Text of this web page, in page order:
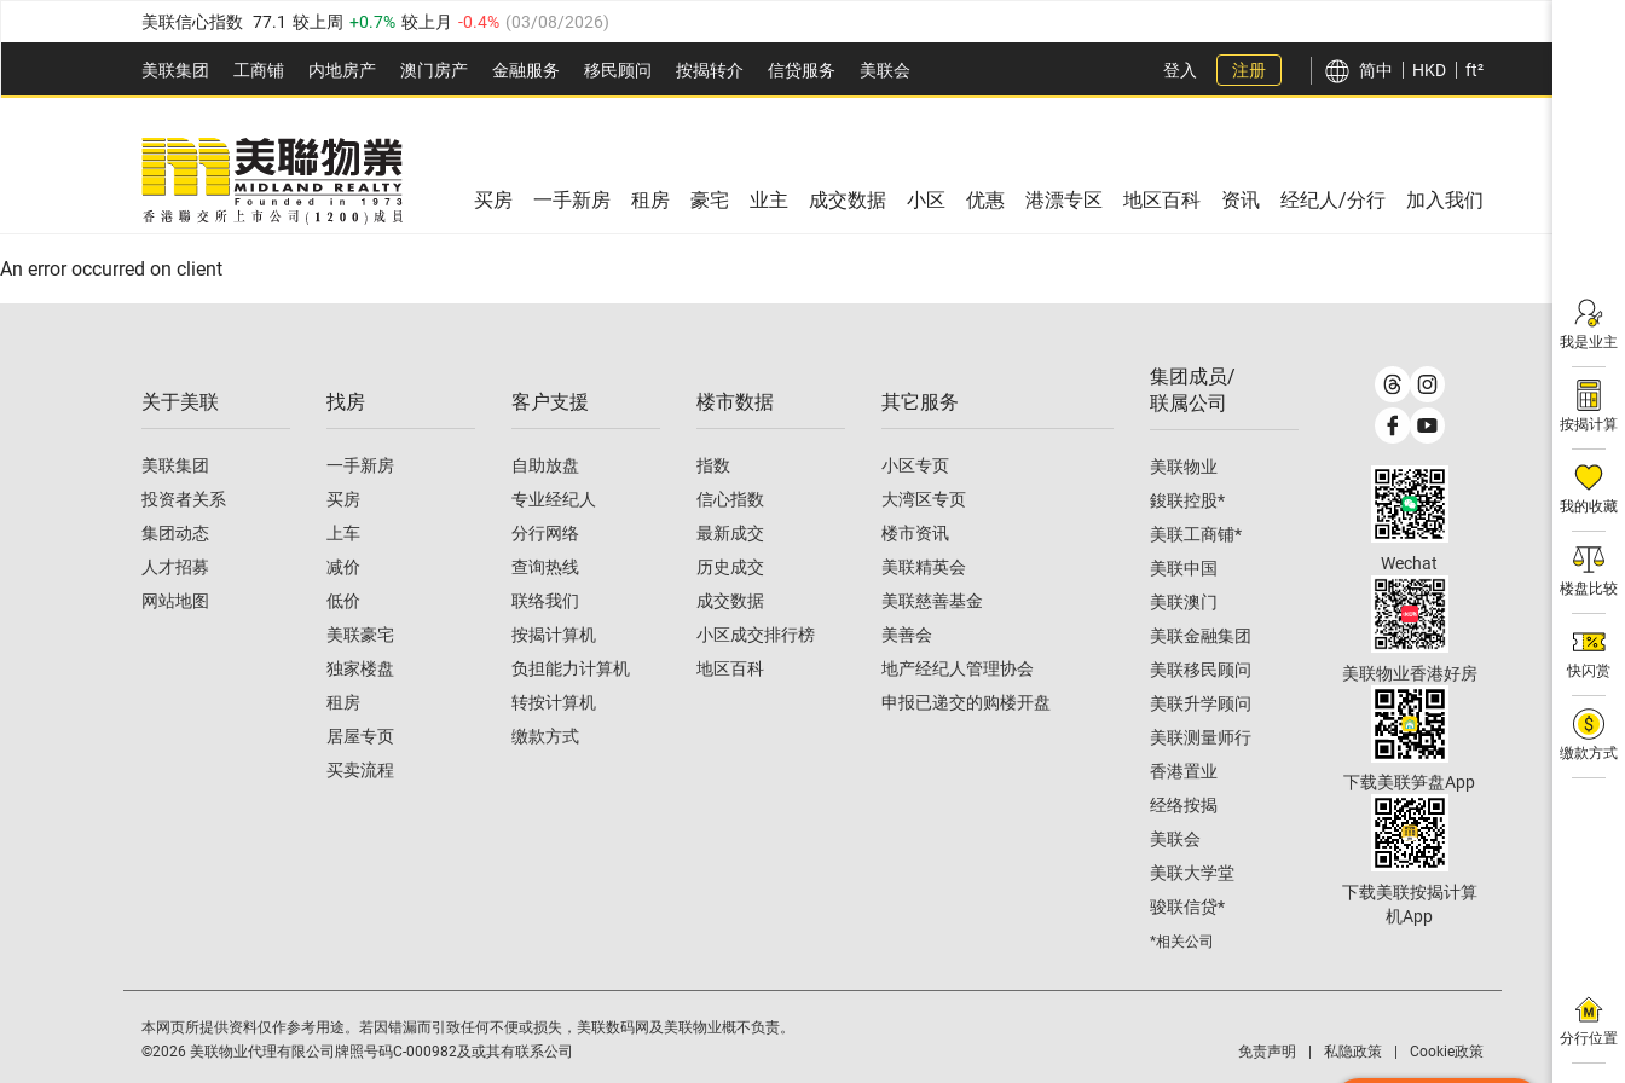
美联信心指数 77.1 较上周 0.7% 较上月 -0.4% (03/08/2026)
全港指数 149.1 较上周 0% 较上月 0.4% ( 03/08/2026
港岛指数 157.4 较上周 -0.3% 较上月 -0.8% (03/08/2026)
九龙指数 156.4 较上周 -0.1% 较上月
新界指数 134.8 较上周 0.1% 较上月 03/08/2026
美联信心指数 77.1 较上周 0.7% 较上月
美联集团 工商铺 内地房产 澳⻔房产 金融服务 移民顾问 按揭转介 信贷服务 美联会
全港指数 149.1 较上周 0% 较上月
美联信心指数 较上周 0.7% 03/08/2026
登入 注册 简中 HKD ft²
我是业主
按揭计算
我的收藏
楼盘比较
快闪赏
缴款方式
分行位置
买房 一手新房 租房 豪宅 业主 成交数据 小区 优惠 港漂专区 地区百科 资讯 经纪人/分行 加入我们
An error occurred on client
关于美联
美联集团
投资者关系
集团动态
人才招募
网站地图
找房
一手新房
买房
上车
减价
低价
美联豪宅
独家楼盘
租房
居屋专页
买卖流程
客户支援
自助放盘
专业经纪人
分行网络
查询热线
联络我们
按揭计算机
负担能力计算机
转按计算机
缴款方式
楼市数据
指数
信心指数
最新成交
历史成交
成交数据
小区成交排行榜
地区百科
其它服务
小区专页
大湾区专页
楼市资讯
美联精英会
美联慈善基金
美善会
地产经纪人管理协会
申报已递交的购楼开盘
集团成员/
联属公司
美联物业
鋑联控股*
美联工商铺*
美联中国
美联澳门
美联金融集团
美联移民顾问
美联升学顾问
美联测量师行
香港置业
经络按揭
美联会
美联大学堂
骏联信贷*
*相关公司
Wechat
美联物业香港好房
下载美联笋盘App
下载美联按揭计算
机App
本网页所提供资料仅作参考用途。若因错漏而引致任何不便或损失，美联数码网及美联物业概不负责。
©2026 美联物业代理有限公司牌照号码C-000982及或其有联系公司 免责声明 私隐政策 Cookie政策